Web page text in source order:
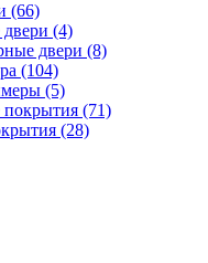
(66)
(4)
двери (8)
(104)
(5)
(71)
(28)